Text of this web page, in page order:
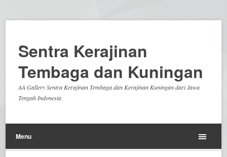
Sentra Kerajinan
Tembaga dan Kuningan
AA Gallery Sentra Kerajinan Tembaga dan Kerajinan Kuningan dari Jawa
Tengah Indonesia
Menu